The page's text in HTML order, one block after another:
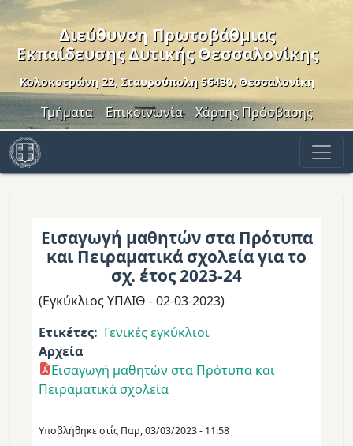
Παράκαμψη προς το κυρίως περιεχόμενο
Διεύθυνση Πρωτοβάθμιας
Εκπαίδευσης Δυτικής Θεσσαλονίκης
Κολοκοτρώνη 22, Σταυρούπολη 56430, Θεσσαλονίκη
Header Menu
Τμήματα Επικοινωνία Χάρτης Πρόσβασης
Εισαγωγή μαθητών στα Πρότυπα
και Πειραματικά σχολεία για το
σχ. έτος 2023-24
(Εγκύκλιος ΥΠΑΙΘ - 02-03-2023)
Ετικέτες
Γενικές εγκύκλιοι
Αρχεία
Εισαγωγή μαθητών στα Πρότυπα και
Πειραματικά σχολεία
Υποβλήθηκε στίς Παρ, 03/03/2023 - 11:58